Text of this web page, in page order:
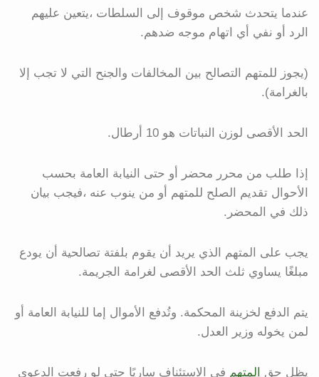
عندما يتحدث شخص موقوف إلى السلطات ،يتعين عليهم
الرد أو نفي أي اتهام موجه ضدهم.
(يجوز للمتهم التصالح بين المخالفات والجنح التي لا تجب إلا
بالغرامة).
الحد الأقصى لوزن النباتات هو 10 أرطال.
إذا طلب من محرر محضر أو ​​حتى النيابة العامة بحسب
الأحوال تقديم الصلح للمتهم أو من ينوب عنه ،فيجب بيان
ذلك في المحضر.
يجب على المتهم الذي يريد أن يقوم بلفتة تصالحية أن يودع
مبلغًا يساوي ثلث الحد الأقصى لغرامة الجريمة.
يتم الدفع لخزينة المحكمة. وتُدفع الأموال إما للنيابة العامة أو
لمن يخوله وزير العدل.
يظل حق المتهم في الاستئناف ساريًا حتى لو رفعت الدعوى